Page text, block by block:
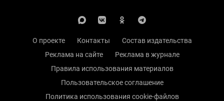
О проекте Контакты
Состав издательства
Реклама на сайте
Реклама в журнале
Правила использования материалов
Пользовательское соглашение
Политика использования cookie-файлов